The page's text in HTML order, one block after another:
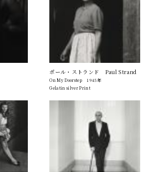
ポール・ストランド Paul Strand
On My Doorstep 1945年
Gelatin silver Print